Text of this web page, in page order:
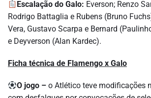
Escalação do Galo: Everson; Renzo
Rodrigo Battaglia e Rubens (Bruno
Vera, Gustavo Scarpa e Bernard
e Deyverson (Alan Kardec).
Ficha técnica de Flamengo x Galo
O jogo –o Atlético teve modificações